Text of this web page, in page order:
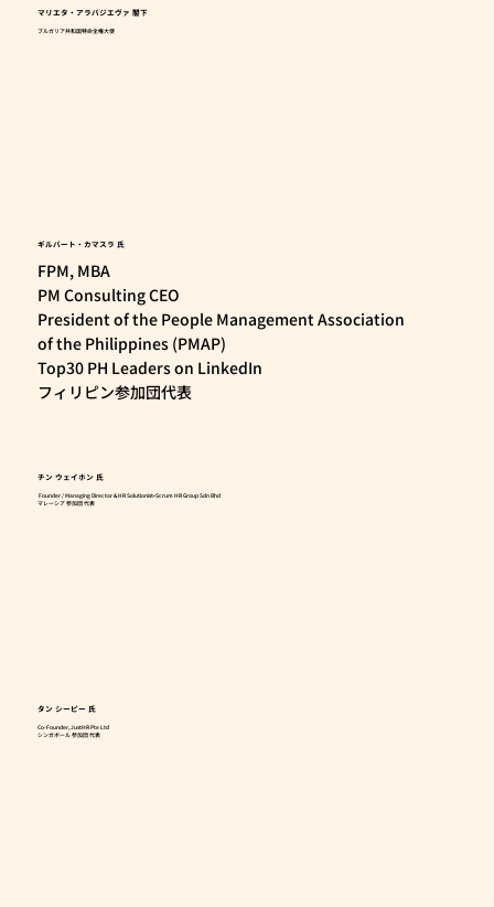
マリエタ・アラバジエヴァ 閣下
ブルガリア共和国特命全権大使
ギルバート・カマスラ氏
FPM, MBA
PM Consulting CEO
President of the People Management Association
of the Philippines (PMAP)
Top30 PH Leaders on LinkedIn
フィリピン参加団代表
チン ウェイホン 氏
Founder / Managing Director & HR Solutionist•Scrum HR Group Sdn Bhd
マレーシア 参加団 代表
タン シーピー氏
Co-Founder, JustHR Pte Ltd
シンガポール 参加団 代表